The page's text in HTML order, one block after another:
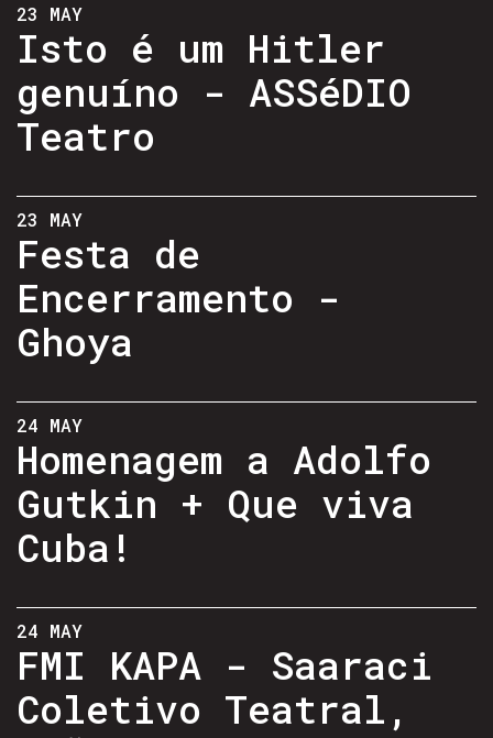
23 MAY
Isto é um Hitler
genuíno - ASSéDIO
Teatro
23 MAY
Festa de
Encerramento -
Ghoya
24 MAY
Homenagem a Adolfo
Gutkin + Que viva
Cuba!
24 MAY
FMI KAPA - Saaraci
Coletivo Teatral,